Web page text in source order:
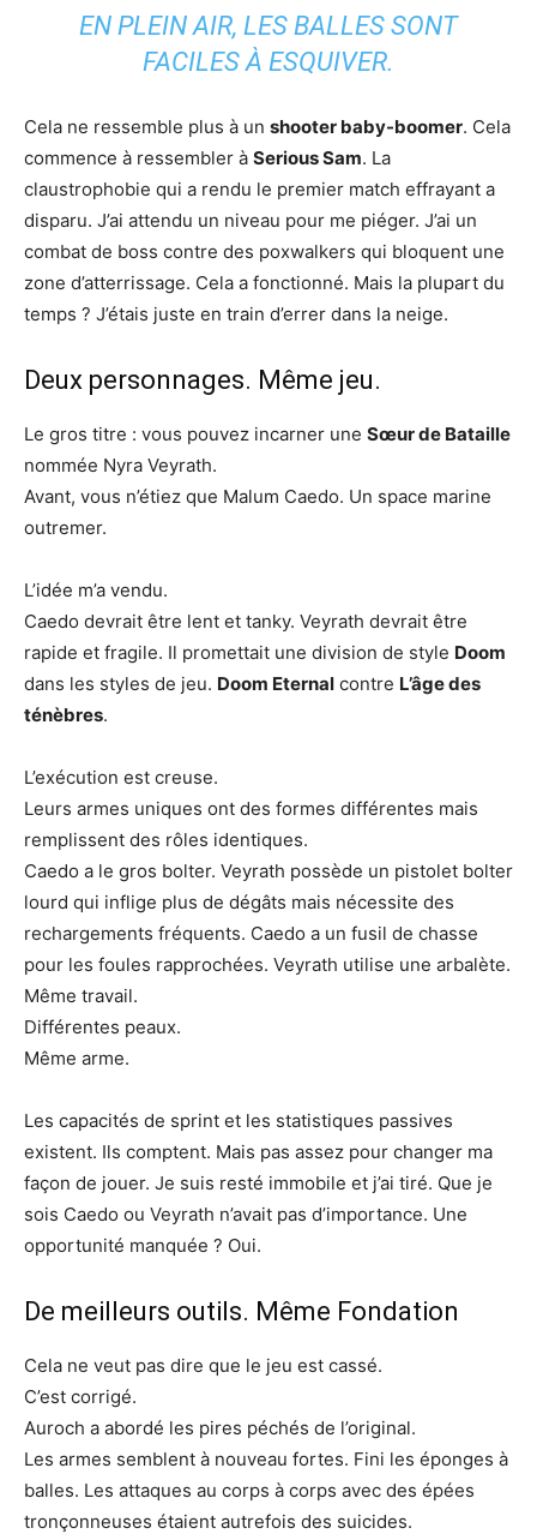
EN PLEIN AIR, LES BALLES SONT
FACILES À ESQUIVER.
Cela ne ressemble plus à un shooter baby-boomer. Cela
commence à ressembler à Serious Sam. La
claustrophobie qui a rendu le premier match effrayant a
disparu. J’ai attendu un niveau pour me piéger. J’ai un
combat de boss contre des poxwalkers qui bloquent une
zone d’atterrissage. Cela a fonctionné. Mais la plupart du
temps ? J’étais juste en train d’errer dans la neige.
Deux personnages. Même jeu.
Le gros titre : vous pouvez incarner une Sœur de Bataille
nommée Nyra Veyrath.
Avant, vous n’étiez que Malum Caedo. Un space marine
outremer.
L’idée m’a vendu.
Caedo devrait être lent et tanky. Veyrath devrait être
rapide et fragile. Il promettait une division de style Doom
dans les styles de jeu. Doom Eternal contre L’âge des
ténèbres.
L’exécution est creuse.
Leurs armes uniques ont des formes différentes mais
remplissent des rôles identiques.
Caedo a le gros bolter. Veyrath possède un pistolet bolter
lourd qui inflige plus de dégâts mais nécessite des
rechargements fréquents. Caedo a un fusil de chasse
pour les foules rapprochées. Veyrath utilise une arbalète.
Même travail.
Différentes peaux.
Même arme.
Les capacités de sprint et les statistiques passives
existent. Ils comptent. Mais pas assez pour changer ma
façon de jouer. Je suis resté immobile et j’ai tiré. Que je
sois Caedo ou Veyrath n’avait pas d’importance. Une
opportunité manquée ? Oui.
De meilleurs outils. Même Fondation
Cela ne veut pas dire que le jeu est cassé.
C’est corrigé.
Auroch a abordé les pires péchés de l’original.
Les armes semblent à nouveau fortes. Fini les éponges à
balles. Les attaques au corps à corps avec des épées
tronçonneuses étaient autrefois des suicides.